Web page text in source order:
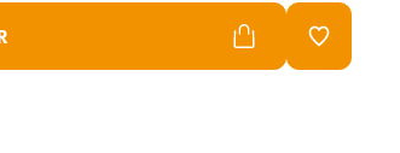
LISTE DE